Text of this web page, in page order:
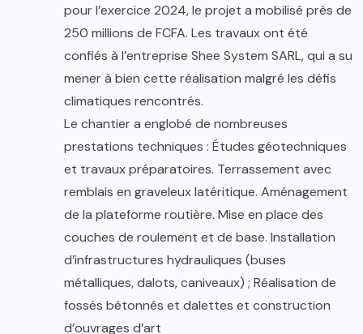
pour l’exercice 2024, le projet a mobilisé près de
250 millions de FCFA. Les travaux ont été
confiés à l’entreprise Shee System SARL, qui a su
mener à bien cette réalisation malgré les défis
climatiques rencontrés.
Le chantier a englobé de nombreuses
prestations techniques : Études géotechniques
et travaux préparatoires. Terrassement avec
remblais en graveleux latéritique. Aménagement
de la plateforme routière. Mise en place des
couches de roulement et de base. Installation
d’infrastructures hydrauliques (buses
métalliques, dalots, caniveaux) ; Réalisation de
fossés bétonnés et dalettes et construction
d’ouvrages d’art